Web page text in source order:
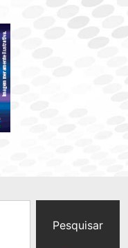
Pesquisar